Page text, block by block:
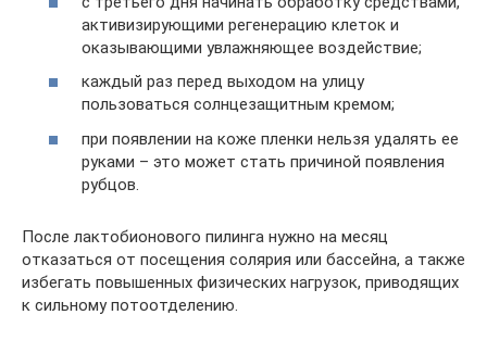
активизирующими регенерацию клеток и
оказывающими увлажняющее воздействие;
каждый раз перед выходом на улицу
пользоваться солнцезащитным кремом;
при появлении на коже пленки нельзя удалять ее
руками – это может стать причиной появления
рубцов.
После лактобионового пилинга нужно на месяц
отказаться от посещения солярия или бассейна, а также
избегать повышенных физических нагрузок, приводящих
к сильному потоотделению.